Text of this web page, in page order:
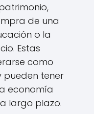
de una
o la
Estas
como
pueden tener
economía
largo plazo.